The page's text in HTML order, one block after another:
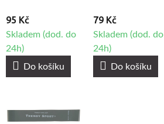
95 Kč
Skladem (dod. do
24h)
Do košíku
79 Kč
Skladem (dod. do
24h)
Do košíku